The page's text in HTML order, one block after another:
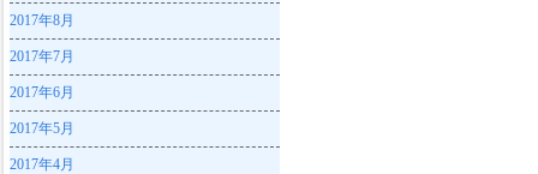
2017年8月
2017年7月
2017年6月
2017年5月
2017年4月